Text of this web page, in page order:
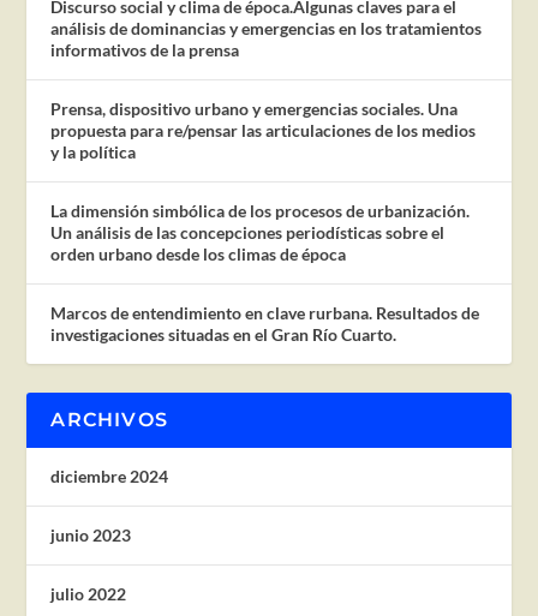
Discurso social y clima de época.Algunas claves para el
análisis de dominancias y emergencias en los tratamientos
informativos de la prensa
Prensa, dispositivo urbano y emergencias sociales. Una
propuesta para re/pensar las articulaciones de los medios
y la política
La dimensión simbólica de los procesos de urbanización.
Un análisis de las concepciones periodísticas sobre el
orden urbano desde los climas de época
Marcos de entendimiento en clave rurbana. Resultados de
investigaciones situadas en el Gran Río Cuarto.
ARCHIVOS
diciembre 2024
junio 2023
julio 2022